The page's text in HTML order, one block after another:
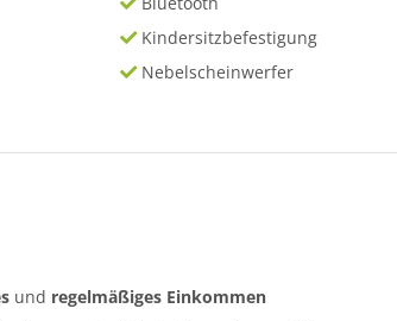
Kindersitzbefestigung
Nebelscheinwerfer
und regelmäßiges Einkommen